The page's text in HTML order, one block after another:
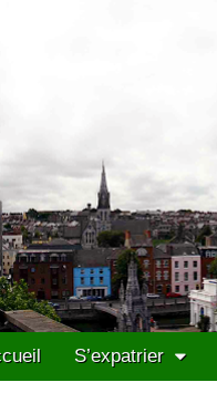
menu
to contentS’expatrier